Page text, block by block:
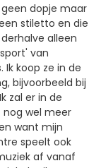
dopje maar
stiletto en die
alleen
van
Ik koop ze in de
bijvoorbeeld bij
zal er in de
wel meer
want mijn
speelt ook
af vanaf